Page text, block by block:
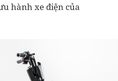
hành xe điện của